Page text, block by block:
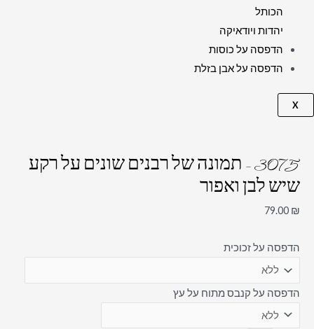
הכותל
יהדות ויודאיקה
הדפסה על כוסות
הדפסה על אבן בזלת
X
3075 – תמונה של רבנים שונים על רקע
שיש לבן ואפור
79.00 ₪
הדפסה על זכוכית
הדפסה על קנבס מתוח על עץ